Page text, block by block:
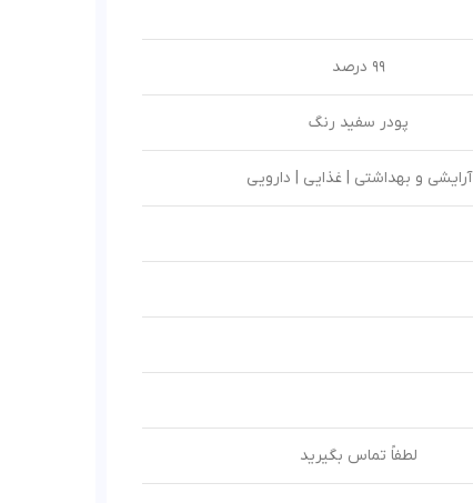
99 درصد
پودر سفید رنگ
آرایشی و بهداشتی | غذایی | دارویی
لطفاً تماس بگیرید